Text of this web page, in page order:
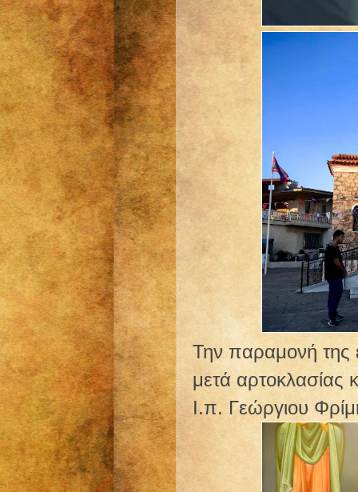
Την παραμονή της
μετά αρτοκλασίας
Ι.π. Γεώργιου